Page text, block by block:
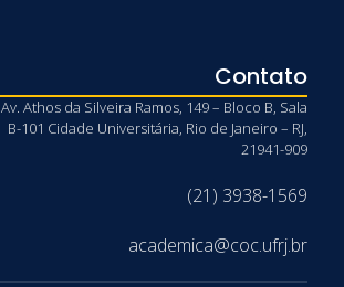
Contato
Av. Athos da Silveira Ramos, 149 – Bloco B, Sala
B-101 Cidade Universitária, Rio de Janeiro – RJ,
21941-909
(21) 3938-1569
academica@coc.ufrj.br